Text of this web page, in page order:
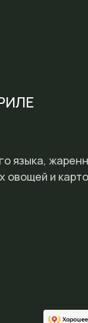
языка,
овощей и